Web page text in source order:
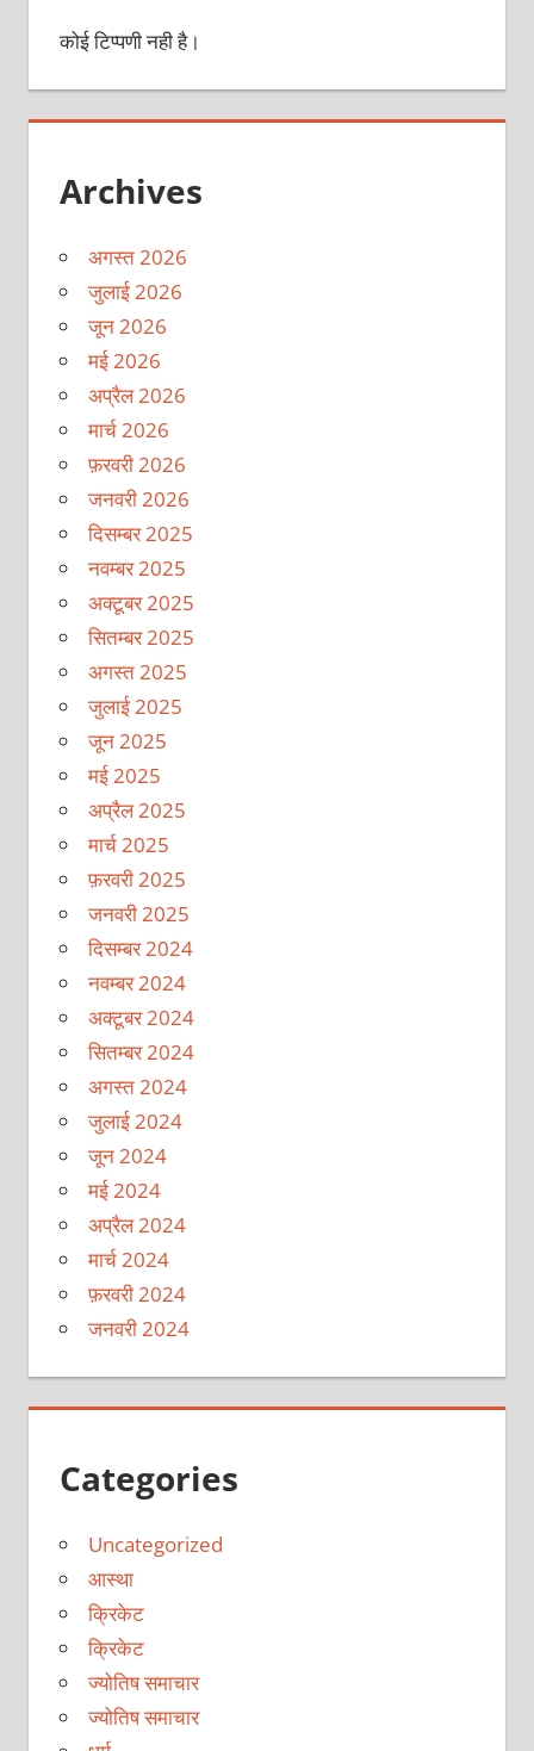
कोई टिप्पणी नही है।
Archives
अगस्त 2026
जुलाई 2026
जून 2026
मई 2026
अप्रैल 2026
मार्च 2026
फ़रवरी 2026
जनवरी 2026
दिसम्बर 2025
नवम्बर 2025
अक्टूबर 2025
सितम्बर 2025
अगस्त 2025
जुलाई 2025
जून 2025
मई 2025
अप्रैल 2025
मार्च 2025
फ़रवरी 2025
जनवरी 2025
दिसम्बर 2024
नवम्बर 2024
अक्टूबर 2024
सितम्बर 2024
अगस्त 2024
जुलाई 2024
जून 2024
मई 2024
अप्रैल 2024
मार्च 2024
फ़रवरी 2024
जनवरी 2024
Categories
Uncategorized
आस्था
क्रिकेट
क्रिकेट
ज्योतिष समाचार
ज्योतिष समाचार